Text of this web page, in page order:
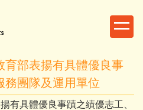
育部表揚有具體優良事
務團隊及運用單位
有具體優良事蹟之績優志工、